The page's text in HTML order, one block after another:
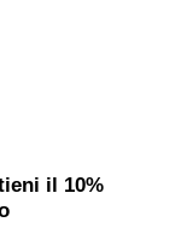
il 10%